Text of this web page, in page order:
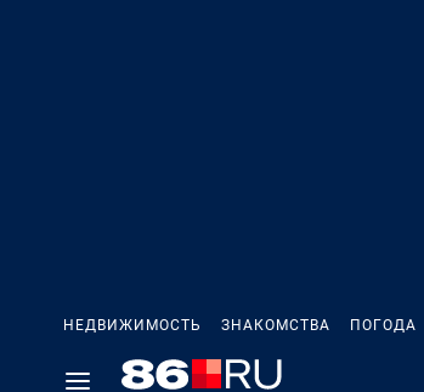
НЕДВИЖИМОСТЬ ЗНАКОМСТВА ПОГОДА